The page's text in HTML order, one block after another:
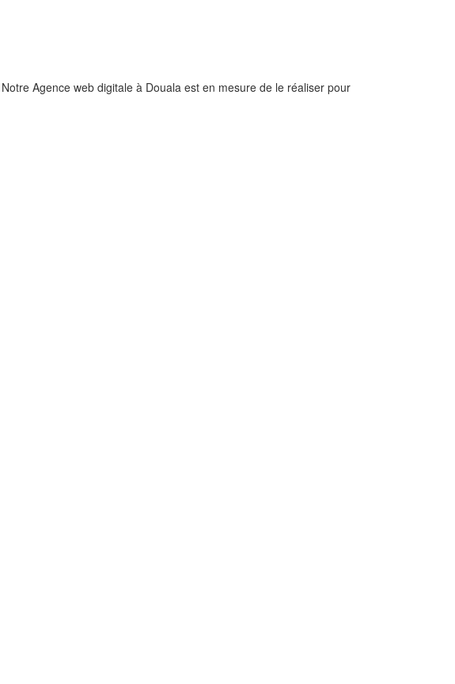
Agence web digitale à Douala est en mesure de le réaliser pour